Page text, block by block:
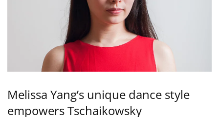
Melissa Yang’s unique dance style
empowers Tschaikowsky